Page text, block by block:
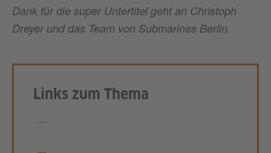
Dank für die super Untertitel geht an Christoph
Dreyer und das Team von Submarines Berlin.
Links zum Thema